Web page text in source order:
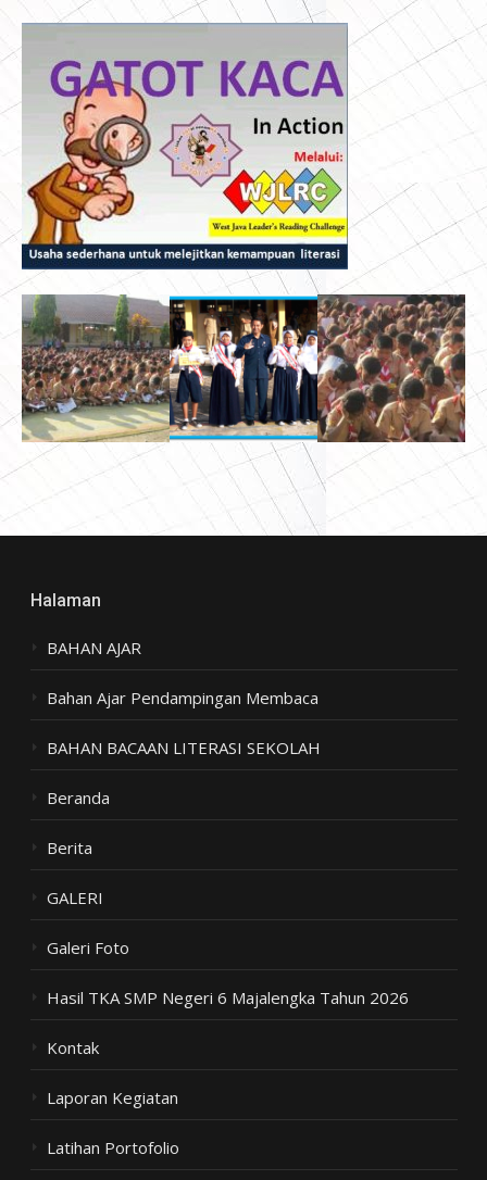
Halaman
BAHAN AJAR
Bahan Ajar Pendampingan Membaca
BAHAN BACAAN LITERASI SEKOLAH
Beranda
Berita
GALERI
Galeri Foto
Hasil TKA SMP Negeri 6 Majalengka Tahun 2026
Kontak
Laporan Kegiatan
Latihan Portofolio